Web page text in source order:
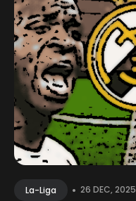
La-Liga • 26 DEC, 2025